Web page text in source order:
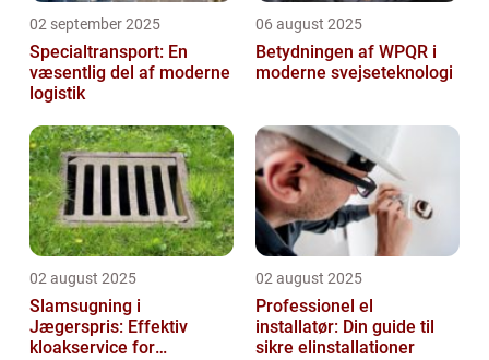
02 september 2025
Specialtransport: En
væsentlig del af moderne
logistik
06 august 2025
Betydningen af WPQR i
moderne svejseteknologi
02 august 2025
Slamsugning i
Jægerspris: Effektiv
kloakservice for
02 august 2025
Professionel el
installatør: Din guide til
sikre elinstallationer